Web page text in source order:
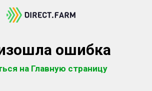
ошибка
на Главную страницу